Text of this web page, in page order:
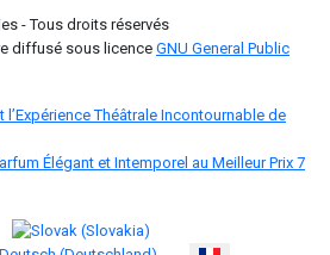
- Tous droits réservés
diffusé sous licence GNU General Public
Théâtrale Incontournable de
Élégant et Intemporel au Meilleur Prix 7